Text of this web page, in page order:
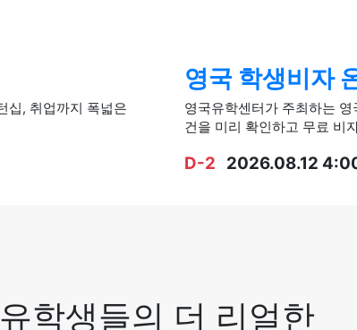
영국 학생비자
영국유학센터가 주최하는
건을 미리 확인하고 무료 비
D-2 2026.08.12
유학생들의 더 리얼한